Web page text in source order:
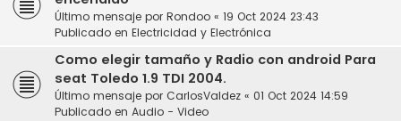
Último mensaje por Rondoo « 19 Oct 2024 23:43
Publicado en Electricidad y Electrónica
Como elegir tamaño y Radio con android Para
seat Toledo 1.9 TDI 2004.
Último mensaje por CarlosValdez « 01 Oct 2024 14:59
Publicado en Audio - Video